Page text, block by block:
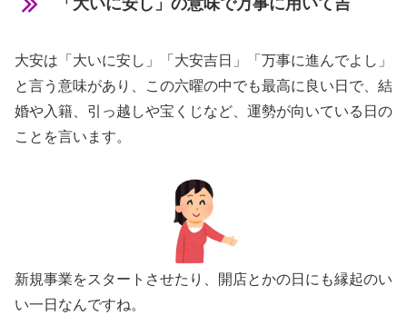
「大いに安し」の意味で万事に用いて吉
大安は「大いに安し」「大安吉日」「万事に進んでよし」
と言う意味があり、この六曜の中でも最高に良い日で、結
婚や入籍、引っ越しや宝くじなど、運勢が向いている日の
ことを言います。
新規事業をスタートさせたり、開店とかの日にも縁起のい
い一日なんですね。